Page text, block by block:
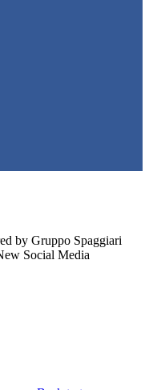
by Gruppo Spaggiari
Social Media